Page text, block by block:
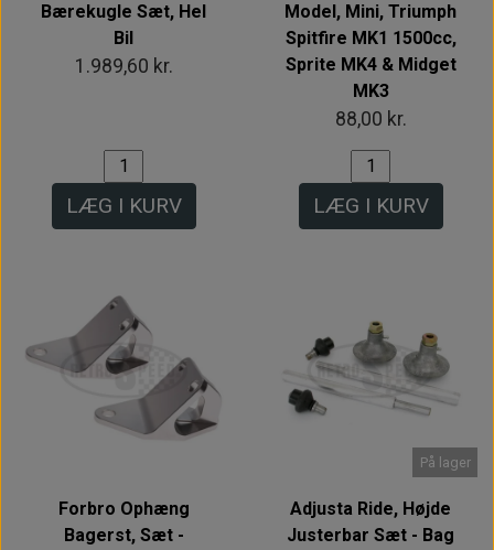
Bærekugle Sæt, Hel
Bil
1.989,60 kr.
LÆG I KURV
Model, Mini, Triumph
Spitfire MK1 1500cc,
Sprite MK4 & Midget
MK3
88,00 kr.
LÆG I KURV
Forbro Ophæng
Bagerst, Sæt -
På lager
Adjusta Ride, Højde
Justerbar Sæt - Bag